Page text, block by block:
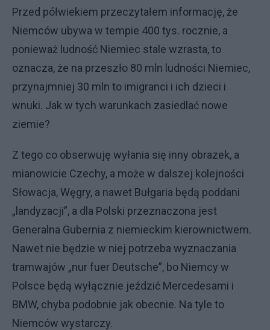
Przed półwiekiem przeczytałem informację, że
Niemców ubywa w tempie 400 tys. rocznie, a
ponieważ ludność Niemiec stale wzrasta, to
oznacza, że na przeszło 80 mln ludności Niemiec,
przynajmniej 30 mln to imigranci i ich dzieci i
wnuki. Jak w tych warunkach zasiedlać nowe
ziemie?
Z tego co obserwuję wyłania się inny obrazek, a
mianowicie Czechy, a może w dalszej kolejności
Słowacja, Węgry, a nawet Bułgaria będą poddani
„landyzacji”, a dla Polski przeznaczona jest
Generalna Gubernia z niemieckim kierownictwem.
Nawet nie będzie w niej potrzeba wyznaczania
tramwajów „nur fuer Deutsche”, bo Niemcy w
Polsce będą wyłącznie jeździć Mercedesami i
BMW, chyba podobnie jak obecnie. Na tyle to
Niemców wystarczy.